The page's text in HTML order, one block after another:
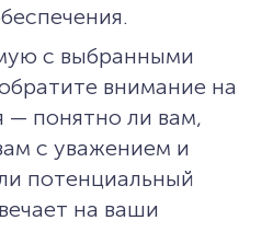
с выбранными
внимание на
— понятно ли вам,
с уважением и
потенциальный
на ваши